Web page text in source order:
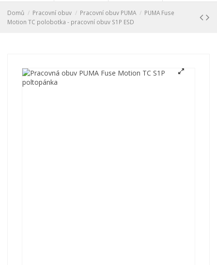
Domů Pracovní obuv Pracovní obuv PUMA
PUMA Fuse
Motion TC polobotka - pracovní obuv S1P ESD